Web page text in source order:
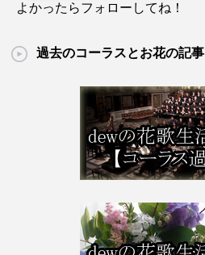
よかったらフォローしてね！
過去のコーラスとお花の記事